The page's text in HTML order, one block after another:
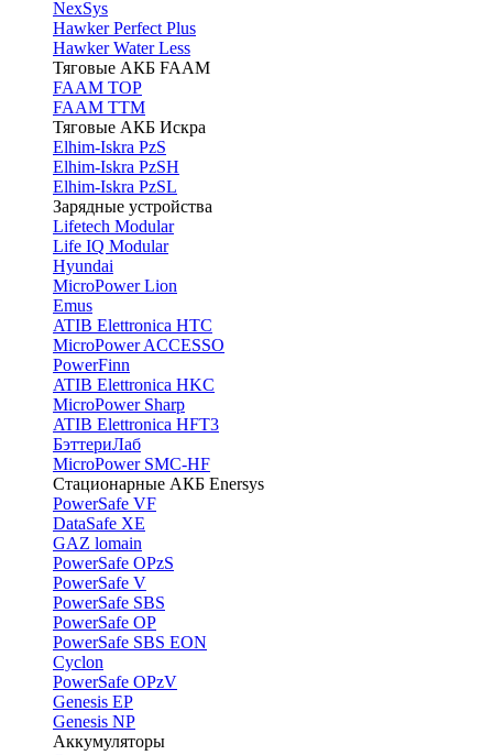
NexSys
Hawker Perfect Plus
Hawker Water Less
Тяговые АКБ FAAM
FAAM TOP
FAAM TTM
Тяговые АКБ Искра
Elhim-Iskra PzS
Elhim-Iskra PzSH
Elhim-Iskra PzSL
Зарядные устройства
Lifetech Modular
Life IQ Modular
Hyundai
MicroPower Lion
Emus
ATIB Elettronica HTC
MicroPower ACCESSO
PowerFinn
ATIB Elettronica HKC
MicroPower Sharp
ATIB Elettronica HFT3
БэттериЛаб
MicroPower SMC-HF
Стационарные АКБ Enersys
PowerSafe VF
DataSafe XE
GAZ lomain
PowerSafe OPzS
PowerSafe V
PоwerSafe SBS
PowerSafe OP
PоwerSafe SBS EON
Cyclon
PowerSafe OPzV
Genesis EP
Genesis NP
Аккумуляторы